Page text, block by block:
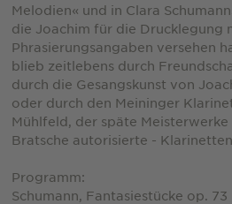
Melodien« und in Clara
die Joachim für die Drucklegung
Phrasierungsangaben versehen
blieb zeitlebens durch
durch die Gesangskunst von
oder durch den Meininger
Mühlfeld, der späte
Bratsche autorisierte -
Programm:
Schumann, Fantasiestücke op. 73